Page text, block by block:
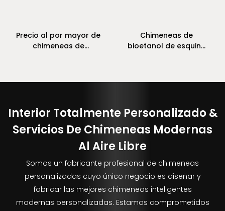
Precio al por mayor de
chimeneas de
Chimeneas de
bioetanol de esquina
Interior Totalmente Personalizado &
Servicios De Chimeneas Modernas
Al Aire Libre
Somos un fabricante profesional de chimeneas
personalizadas cuyo único negocio es diseñar y
fabricar las mejores chimeneas inteligentes
modernas personalizadas. Estamos comprometidos